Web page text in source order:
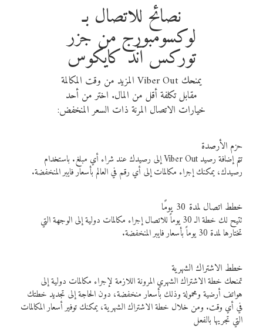
نصائح للاتصال بـ
لوكسومبورج من جزر
توركس آند كايكوس
يمنحك Viber Out المزيد من وقت المكالمة
مقابل تكلفة أقل من المال. اختر من أحد
خيارات الاتصال المرنة ذات السعر المنخفض:
حزم الأرصدة
تتم إضافة رصيد Viber Out إلى رصيدك عند شراء أي مبلغ. باستخدام
رصيدك، يمكنك إجراء مكالمات إلى أي رقم في العالم بأسعار فايبر المنخفضة.
خطط اتصال لمدة 30 يومًا
تتيح لك خطة الـ 30 يوماً للاتصال إجراء مكالمات دولية إلى الوجهة التي
تختارها لمدة 30 يوماً بأسعار فايبر المنخفضة.
خطط الاشتراك الشهرية
تمنحك خطة الاشتراك الشهري المرونة اللازمة لإجراء مكالمات دولية إلى
هواتف أرضية ومحمولة وذلك بأسعار منخفضة، دون الحاجة إلى تجديد خطتك
في أي وقت. ومن خلال خطة الاشتراك الشهرية، يمكنك توفير أسعار المكالمات
التي تجريها بالفعل